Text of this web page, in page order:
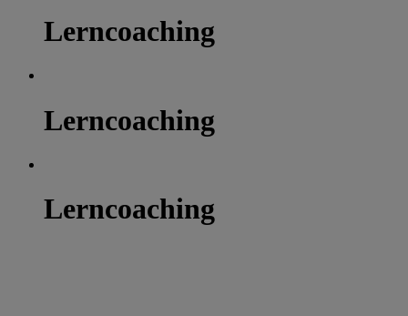
Lerncoaching
Lerncoaching
Lerncoaching